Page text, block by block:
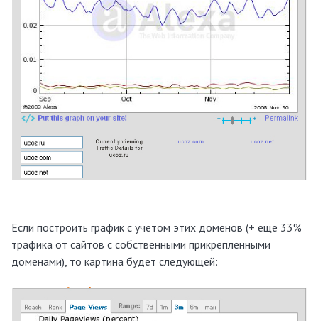
Если построить график с учетом этих доменов (+ еще 33%
трафика от сайтов с собственными прикрепленными
доменами), то картина будет следующей: